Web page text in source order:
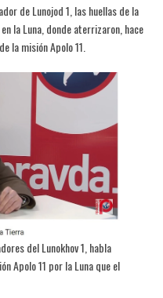
de Lunojod 1, las huellas de la
la Luna, donde aterrizaron, hace
la misión Apolo 11.
del Lunokhov 1, habla
Apolo 11 por la Luna que el